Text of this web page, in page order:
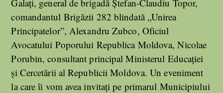
Galați, general de brigadă Ștefan-Claudiu Topor,
comandantul Brigăzii 282 blindată „Unirea
Principatelor”, Alexandru Zubco, Oficiul
Avocatului Poporului Republica Moldova, Nicolae
Porubin, consultant principal Ministerul Educației
și Cercetării al Republicii Moldova. Un eveniment
la care îi vom avea invitați pe primarul Municipiului